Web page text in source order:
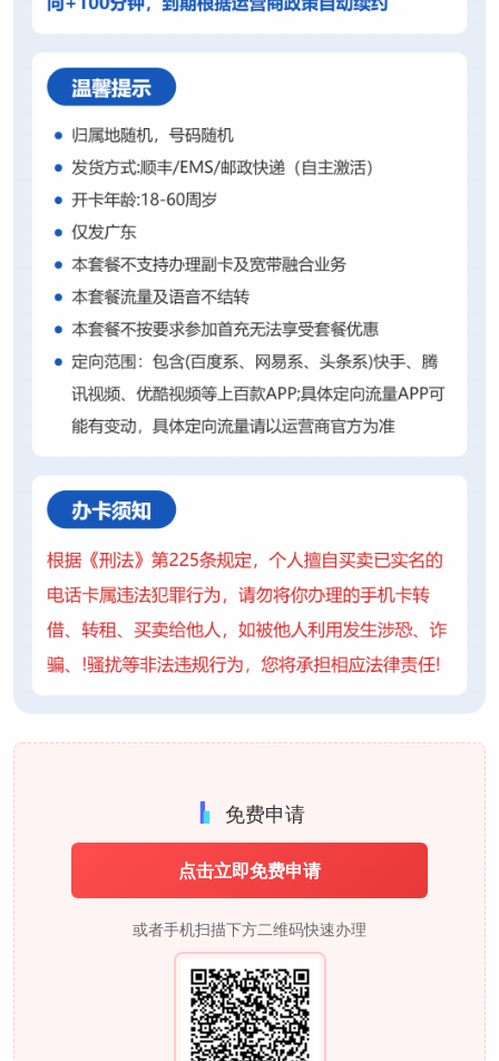
免费申请
点击立即免费申请
或者手机扫描下方二维码快速办理